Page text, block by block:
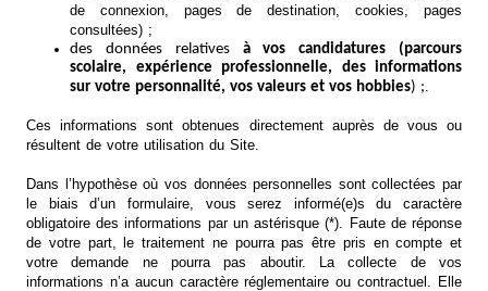
de connexion, pages de destination, cookies, pages
consultées) ;
des données relatives à vos candidatures (parcours
scolaire, expérience professionnelle, des informations
sur votre personnalité, vos valeurs et vos hobbies) ;.
Ces informations sont obtenues directement auprès de vous ou
résultent de votre utilisation du Site.
Dans l’hypothèse où vos données personnelles sont collectées par
le biais d’un formulaire, vous serez informé(e)s du caractère
obligatoire des informations par un astérisque (*). Faute de réponse
de votre part, le traitement ne pourra pas être pris en compte et
votre demande ne pourra pas aboutir. La collecte de vos
informations n’a aucun caractère réglementaire ou contractuel. Elle